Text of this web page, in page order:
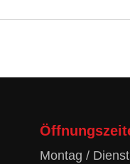
Montag /